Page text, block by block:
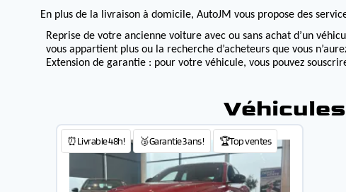
En plus de la livraison à domicile, AutoJM vous propose des
Reprise de votre ancienne voiture avec ou sans achat d’un
vous appartient plus ou la recherche d’acheteurs que vous
Extension de garantie : pour votre véhicule, vous pouvez
⏰Livrable 48h! 🥉Garantie 3 ans ! 🏆Top ventes